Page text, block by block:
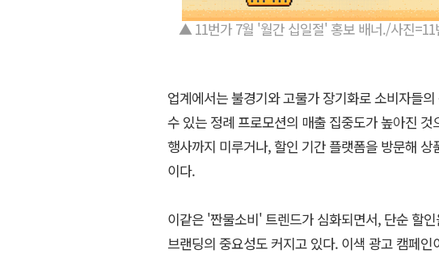
▲ 11번가 7월 '월간 십일절' 홍보 배너./사진=11
업계에서는 불경기와 고물가 장기화로 소비자들
수 있는 정례 프로모션의 매출 집중도가 높아진
행사까지 미루거나, 할인 기간 플랫폼을 방문해
이다.
이같은 '짠물소비' 트렌드가 심화되면서, 단순 할
브랜딩의 중요성도 커지고 있다. 이색 광고 캠페